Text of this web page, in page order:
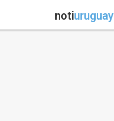
notiuruguay